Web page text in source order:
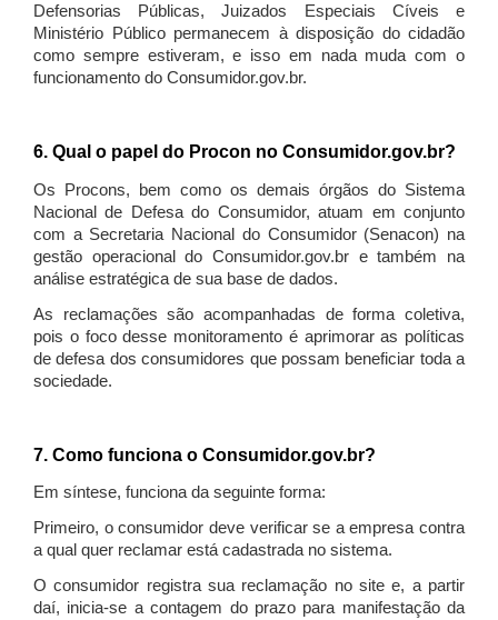
Defensorias Públicas, Juizados Especiais Cíveis e
Ministério Público permanecem à disposição do cidadão
como sempre estiveram, e isso em nada muda com o
funcionamento do Consumidor.gov.br.
6. Qual o papel do Procon no Consumidor.gov.br?
Os Procons, bem como os demais órgãos do Sistema
Nacional de Defesa do Consumidor, atuam em conjunto
com a Secretaria Nacional do Consumidor (Senacon) na
gestão operacional do Consumidor.gov.br e também na
análise estratégica de sua base de dados.
As reclamações são acompanhadas de forma coletiva,
pois o foco desse monitoramento é aprimorar as políticas
de defesa dos consumidores que possam beneficiar toda a
sociedade.
7. Como funciona o Consumidor.gov.br?
Em síntese, funciona da seguinte forma:
Primeiro, o consumidor deve verificar se a empresa contra
a qual quer reclamar está cadastrada no sistema.
O consumidor registra sua reclamação no site e, a partir
daí, inicia-se a contagem do prazo para manifestação da